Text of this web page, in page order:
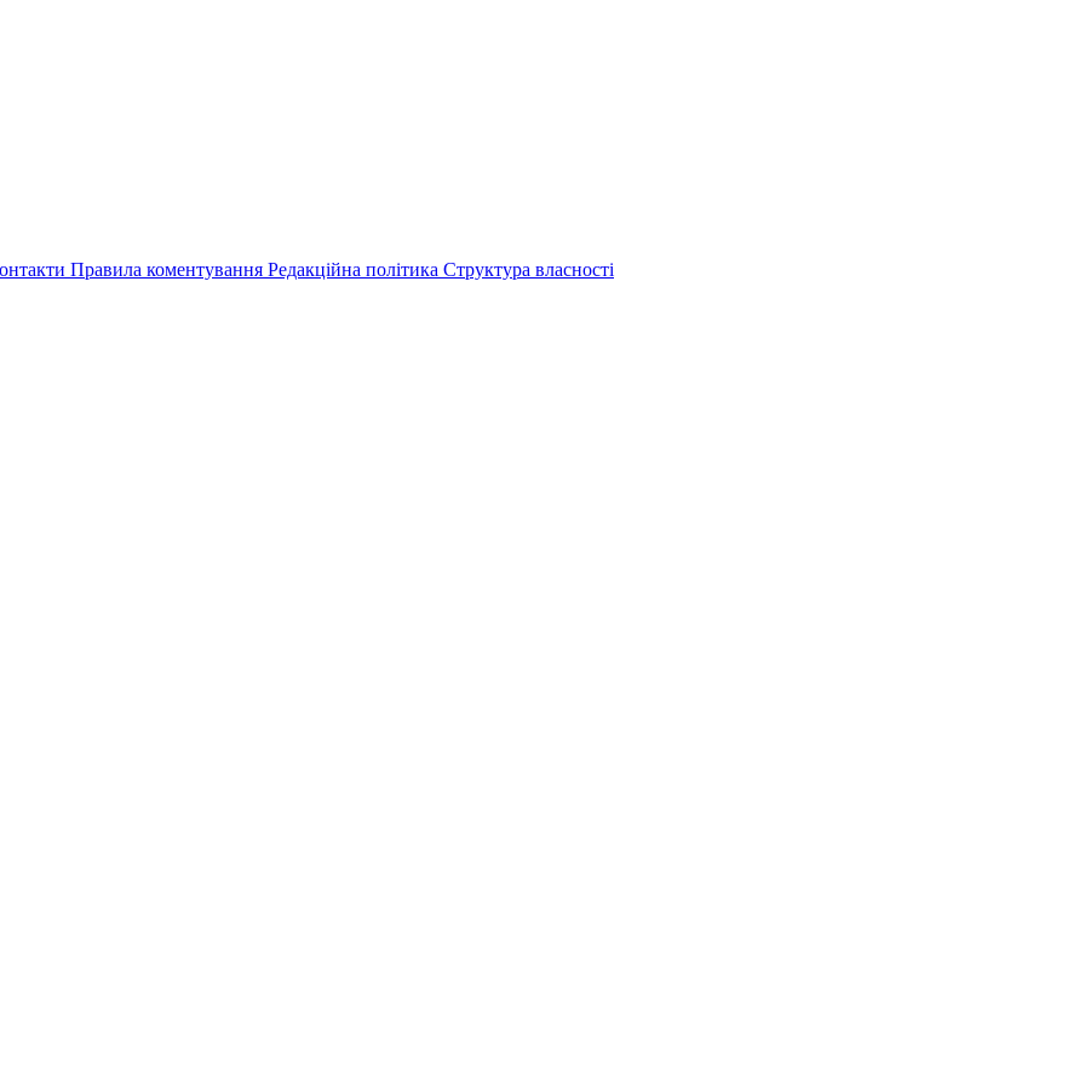
Правила коментування Редакційна політика Структура власності